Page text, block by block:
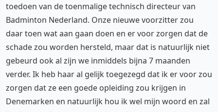
toedoen van de toenmalige technisch directeur van
Badminton Nederland. Onze nieuwe voorzitter zou
daar toen wat aan gaan doen en er voor zorgen dat de
schade zou worden hersteld, maar dat is natuurlijk niet
gebeurd ook al zijn we inmiddels bijna 7 maanden
verder. Ik heb haar al gelijk toegezegd dat ik er voor zou
zorgen dat ze een goede opleiding zou krijgen in
Denemarken en natuurlijk hou ik wel mijn woord en zal